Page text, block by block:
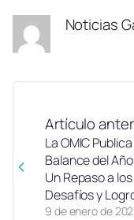
Noticias
Artículo
9 de enero de
La OMIC Publica
Balance del
Un Repaso a los
Desafíos y